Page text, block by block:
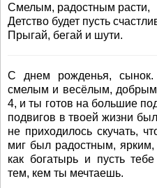
Смелым, радостным расти,
Детство будет пусть
Прыгай, бегай и шути.
С днем рожденья,
смелым и весёлым,
4, и ты готов на большие
подвигов в твоей жизни
не приходилось скучать,
миг был радостным,
как богатырь и пусть
тем, кем ты мечтаешь.